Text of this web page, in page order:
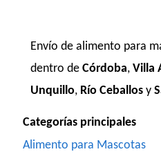
Envío de alimento para
dentro de Córdoba, Villa
Unquillo, Río Ceballos y
Categorías principales
Alimento para Mascotas